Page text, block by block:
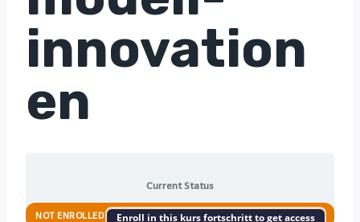
innovation
en
Current Status
NOT ENROLLED Enroll in this kurs fortschritt to get access